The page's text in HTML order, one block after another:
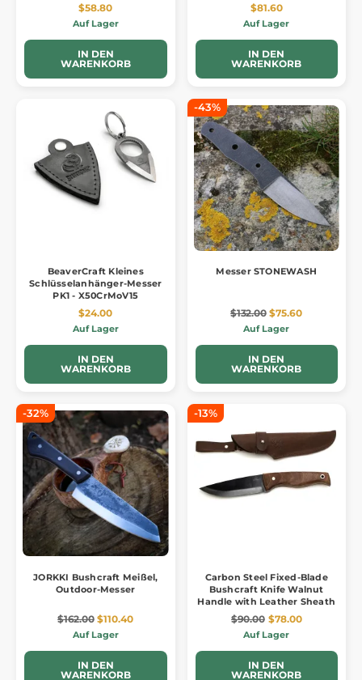
$58.80
Auf Lager
IN DEN
WARENKORB
$81.60
Auf Lager
IN DEN
WARENKORB
BeaverCraft Kleines
Schlüsselanhänger-Messer
PK1 - X50CrMoV15
$24.00
Auf Lager
IN DEN
WARENKORB
-43%
Messer STONEWASH
$132.00 $75.60
Auf Lager
IN DEN
WARENKORB
-32%
JORKKI Bushcraft Meißel,
Outdoor-Messer
$162.00 $110.40
Auf Lager
IN DEN
WARENKORB
-13%
Carbon Steel Fixed-Blade
Bushcraft Knife Walnut
Handle with Leather Sheath
$90.00 $78.00
Auf Lager
IN DEN
WARENKORB